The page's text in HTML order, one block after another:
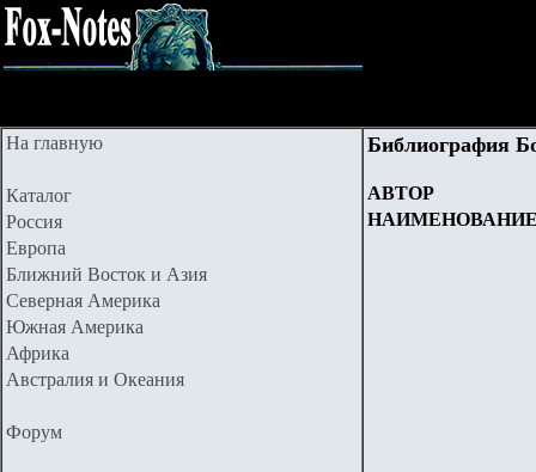
На главную
Каталог
Россия
Европа
Ближний Восток и Азия
Северная Америка
Южная Америка
Африка
Австралия и Океания
Форум
Библиография
АВТОР